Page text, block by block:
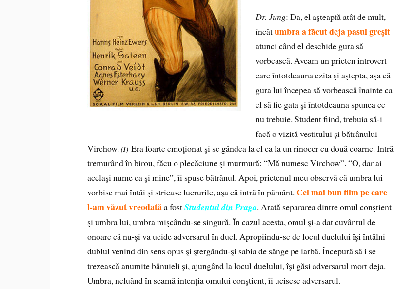
Dr. Jung: Da, el aşteaptă atât de mult,
încâtumbra a făcut deja pasul greşit
atunci când el deschide gura să
vorbească. Aveam un prieten introvert
care întotdeauna ezita şi aştepta, aşa că
gura lui începea să vorbească înainte ca
el să fie gata şi întotdeauna spunea ce
nu trebuie. Student fiind, trebuia să-i
facă o vizită vestitului şi bătrânului
Virchow. (1) Era foarte emoţionat şi se gândea la el ca la un rinocer cu două coarne. Intră
tremurând în birou, făcu o plecăciune şi murmură: “Mă numesc Virchow”. “O, dar ai
acelaşi nume ca şi mine”, îi spuse bătrânul. Apoi, prietenul meu observă că umbra lui
vorbise mai întâi şi stricase lucrurile, aşa că intră în pământ. Cel mai bun film pe care
l-am văzut vreodatăa fostStudentul din Praga. Arată separarea dintre omul conştient
şi umbra lui, umbra mişcându-se singură. În cazul acesta, omul şi-a dat cuvântul de
onoare că nu-şi va ucide adversarul în duel. Apropiindu-se de locul duelului îşi întâlni
dublul venind din sens opus şi ştergându-şi sabia de sânge pe iarbă. Începură să i se
trezească anumite bănuieli şi, ajungând la locul duelului, îşi găsi adversarul mort deja.
Umbra, neluând în seamă intenţia omului conştient, îi ucisese adversarul.